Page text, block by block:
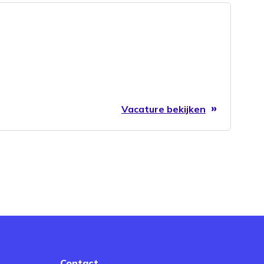
Vacature bekijken